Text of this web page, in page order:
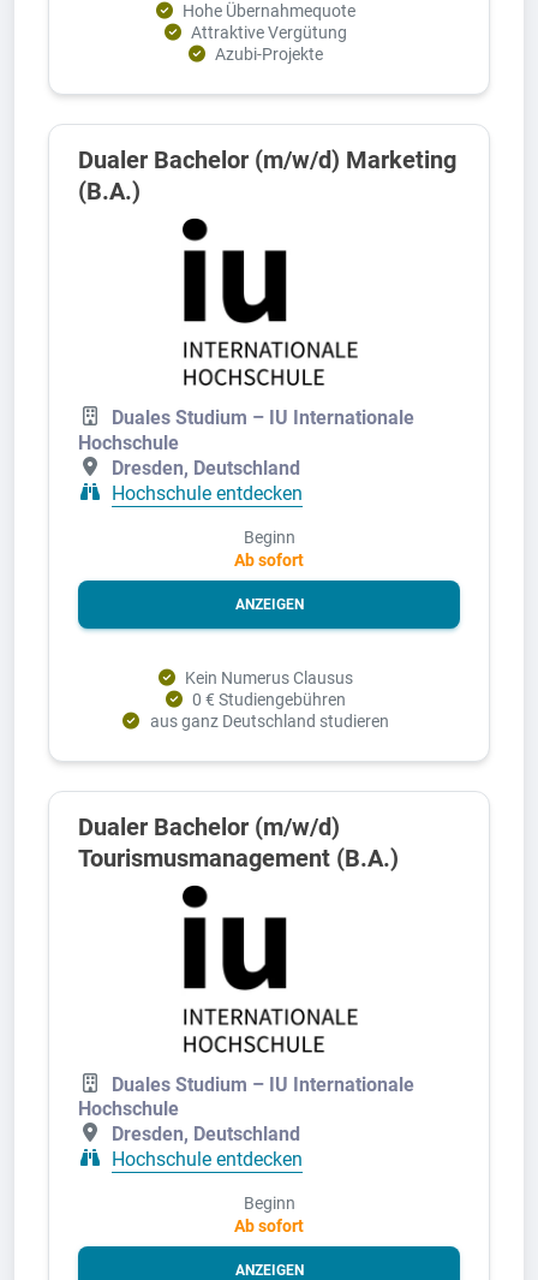
Hohe Übernahmequote
Attraktive Vergütung
Azubi-Projekte
Dualer Bachelor (m/w/d) Marketing
(B.A.)
Duales Studium – IU Internationale
Hochschule
Dresden, Deutschland
Hochschule entdecken
Beginn
Ab sofort
ANZEIGEN
Kein Numerus Clausus
0 € Studiengebühren
aus ganz Deutschland studieren
Dualer Bachelor (m/w/d)
Tourismusmanagement (B.A.)
Duales Studium – IU Internationale
Hochschule
Dresden, Deutschland
Hochschule entdecken
Beginn
Ab sofort
ANZEIGEN